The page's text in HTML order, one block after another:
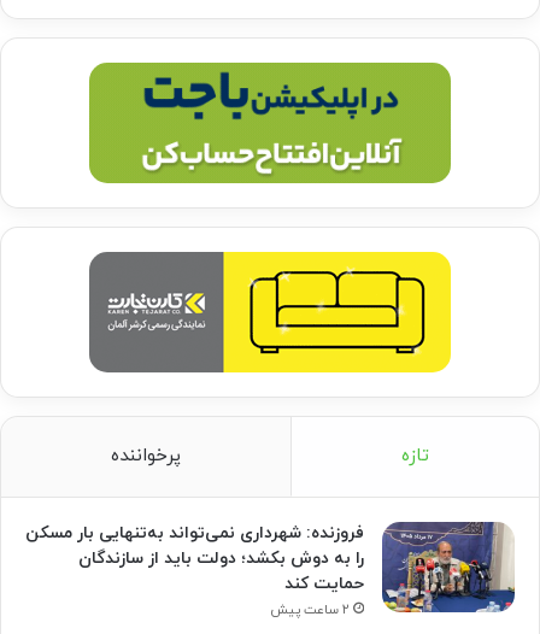
تازه پرخواننده
فروزنده: شهرداری نمی‌تواند به‌تنهایی بار مسکن
را به دوش بکشد؛ دولت باید از سازندگان
حمایت کند
۲ ساعت پیش